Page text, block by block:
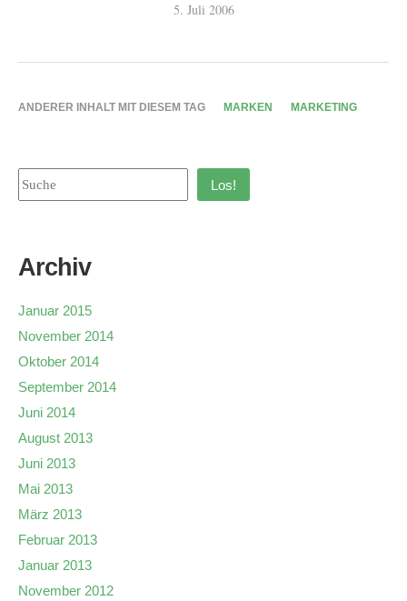
5. Juli 2006
ANDERER INHALT MIT DIESEM TAG MARKEN MARKETING
Los!
Archiv
Januar 2015
November 2014
Oktober 2014
September 2014
Juni 2014
August 2013
Juni 2013
Mai 2013
März 2013
Februar 2013
Januar 2013
November 2012